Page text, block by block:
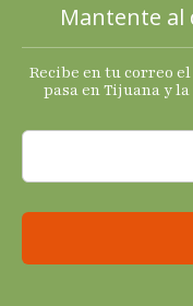
Mantente al
Recibe en tu correo
pasa en Tijuana y